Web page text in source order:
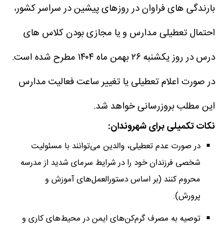
بارندگی های فراوان در روزهای پیشین در سراسر کشور،
احتمال تعطیلی مدارس و یا مجازی بودن کلاس های
درس در روز یکشنبه ۲۶ بهمن ماه ۱۴۰۴ مطرح شده است.
در صورت اعلام تعطیلی یا تغییر ساعت فعالیت مدارس
این مطلب بروزرسانی خواهد شد.
نکات تکمیلی برای شهروندان:
در صورت عدم تعطیلی، والدین می‌توانند با مسئولیت
شخصی فرزندان خود را در شرایط سرمای شدید از مدرسه
محروم کنند (بر اساس دستورالعمل‌های آموزش و
پرورش).
توصیه به مصرف گرم‌کن‌های ایمن در محیط‌های کاری و